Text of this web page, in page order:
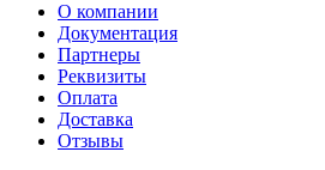
О компании
Документация
Партнеры
Реквизиты
Оплата
Доставка
Отзывы